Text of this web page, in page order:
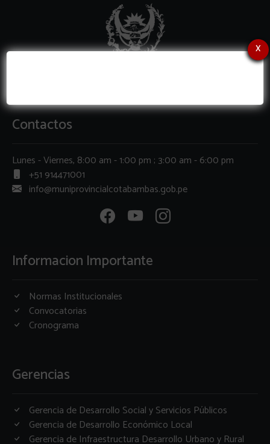
x
Contactos
Lunes - Viernes, 8:00 am - 1:00 pm ; 3:00 am - 6:00 pm
+51 914471001
info@muniprovincialcotabambas.gob.pe
Informacion Importante
Normas Institucionales
Convocatorias
Cronograma
Gerencias
Gerencia de Desarrollo Social y Servicios Públicos
Gerencia de Desarrollo Económico Local
Gerencia de Infraestructura Desarrollo Urbano y Rural